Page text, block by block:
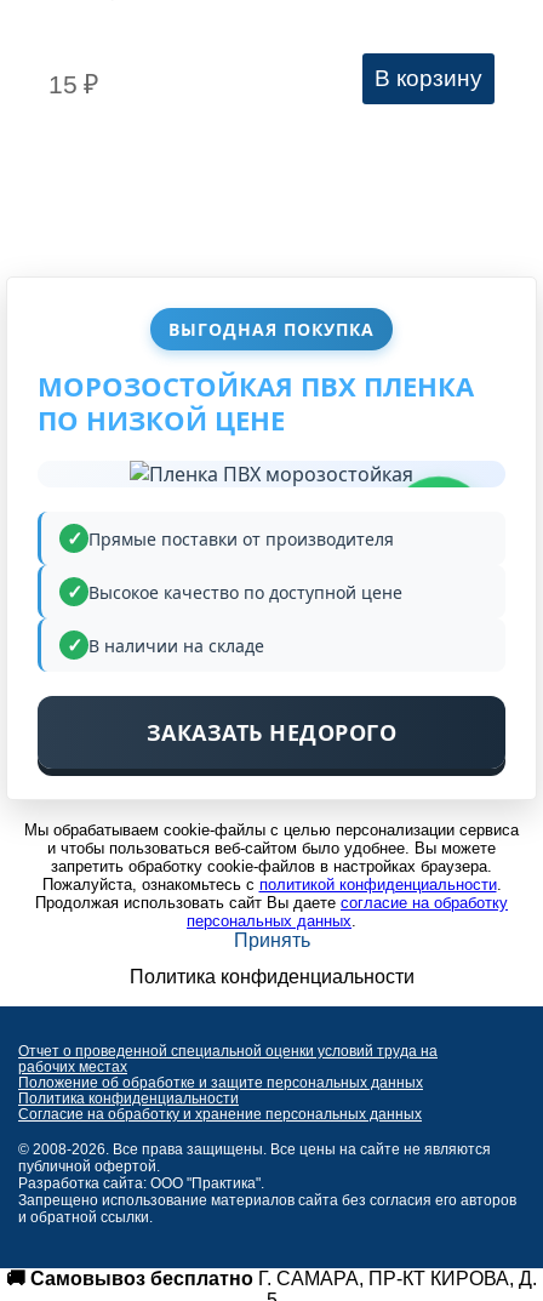
ВЫГОДНАЯ ПОКУПКА
МОРОЗОСТОЙКАЯ ПВХ ПЛЕНКА
ПО НИЗКОЙ ЦЕНЕ
Прямые поставки от производителя
Высокое качество по доступной цене
В наличии на складе
ЗАКАЗАТЬ НЕДОРОГО
15 ₽ В корзину
Мы обрабатываем cookie-файлы с целью персонализации сервиса
и чтобы пользоваться веб-сайтом было удобнее. Вы можете
запретить обработку cookie-файлов в настройках браузера.
Пожалуйста, ознакомьтесь с политикой конфиденциальности.
Продолжая использовать сайт Вы даете согласие на обработку
персональных данных.
Принять
Политика конфиденциальности
Отчет о проведенной специальной оценки условий труда на
рабочих местах
Положение об обработке и защите персональных данных
Политика конфиденциальности
Согласие на обработку и хранение персональных данных
© 2008-2026. Все права защищены. Все цены на сайте не являются
публичной офертой.
Разработка сайта: ООО "Практика".
Запрещено использование материалов сайта без согласия его авторов
и обратной ссылки.
🚚 Самовывоз бесплатно Г. САМАРА, ПР-КТ КИРОВА, Д.